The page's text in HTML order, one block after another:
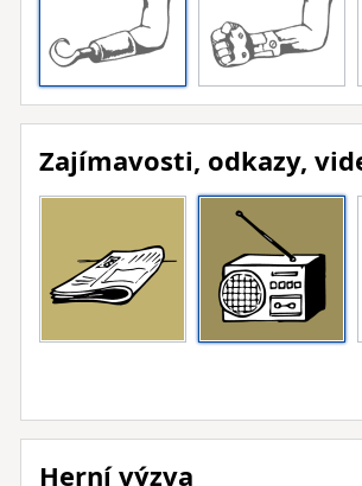
Zajímavosti, odkazy,
Herní výzva